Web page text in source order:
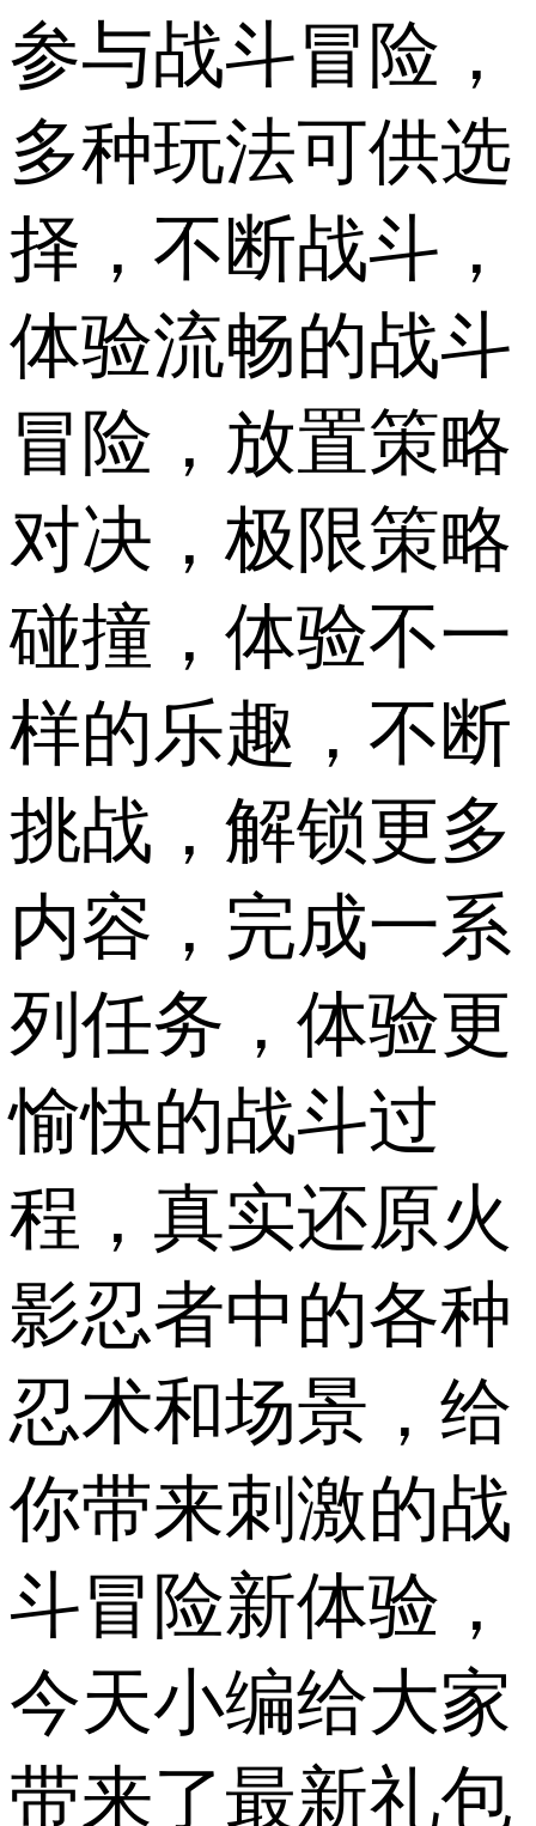
参与战斗冒险，
多种玩法可供选
择，不断战斗，
体验流畅的战斗
冒险，放置策略
对决，极限策略
碰撞，体验不一
样的乐趣，不断
挑战，解锁更多
内容，完成一系
列任务，体验更
愉快的战斗过
程，真实还原火
影忍者中的各种
忍术和场景，给
你带来刺激的战
斗冒险新体验，
今天小编给大家
带来了最新礼包